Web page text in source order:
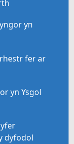
yn
fer ar
yn Ysgol
dyfodol